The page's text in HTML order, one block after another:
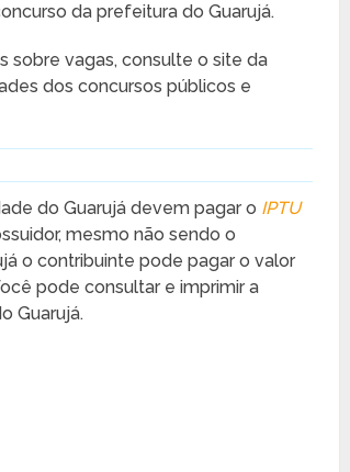
da prefeitura do Guarujá.
sobre vagas, consulte o site da
dos concursos públicos e
do Guarujá devem pagar o IPTU
mesmo não sendo o
o contribuinte pode pagar o valor
pode consultar e imprimir a
Guarujá.